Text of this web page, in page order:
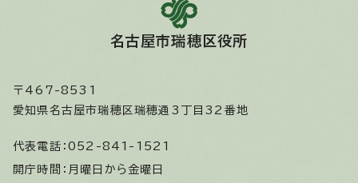
名古屋市瑞穂区役所
〒467-8531
愛知県名古屋市瑞穂区瑞穂通3丁目32番地
代表電話： 052-841-1521
開庁時間： 月曜日から金曜日